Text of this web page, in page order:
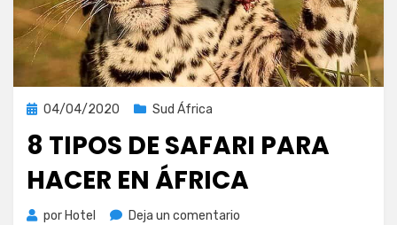
Publicada
04/04/2020 Sud África
8 TIPOS DE SAFARI PARA
HACER EN ÁFRICA
por Hotel Deja un comentario